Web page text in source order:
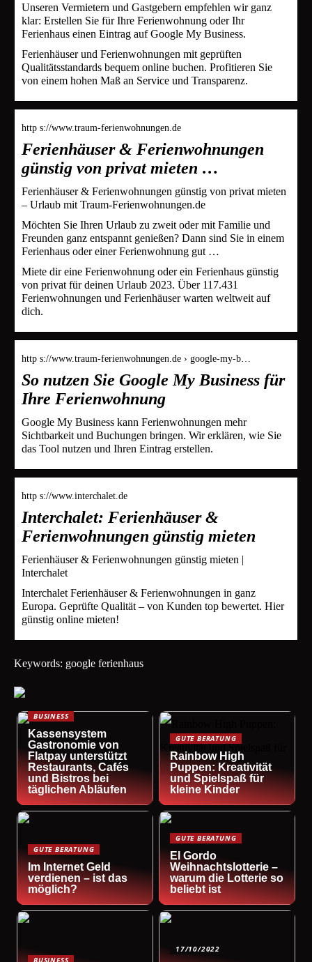
Unseren Vermietern und Gastgebern empfehlen wir ganz
klar: Erstellen Sie für Ihre Ferienwohnung oder Ihr
Ferienhaus einen Eintrag auf Google My Business.
Ferienhäuser und Ferienwohnungen mit geprüften
Qualitätsstandards bequem online buchen. Profitieren Sie
von einem hohen Maß an Service und Transparenz.
http s://www.traum-ferienwohnungen.de
Ferienhäuser & Ferienwohnungen
günstig von privat mieten …
Ferienhäuser & Ferienwohnungen günstig von privat mieten
– Urlaub mit Traum-Ferienwohnungen.de
Möchten Sie Ihren Urlaub zu zweit oder mit Familie und
Freunden ganz entspannt genießen? Dann sind Sie in einem
Ferienhaus oder einer Ferienwohnung gut …
Miete dir eine Ferienwohnung oder ein Ferienhaus günstig
von privat für deinen Urlaub 2023. Über 117.431
Ferienwohnungen und Ferienhäuser warten weltweit auf
dich.
http s://www.traum-ferienwohnungen.de › google-my-b…
So nutzen Sie Google My Business für
Ihre Ferienwohnung
Google My Business kann Ferienwohnungen mehr
Sichtbarkeit und Buchungen bringen. Wir erklären, wie Sie
das Tool nutzen und Ihren Eintrag erstellen.
http s://www.interchalet.de
Interchalet: Ferienhäuser &
Ferienwohnungen günstig mieten
Ferienhäuser & Ferienwohnungen günstig mieten |
Interchalet
Interchalet Ferienhäuser & Ferienwohnungen in ganz
Europa. Geprüfte Qualität – von Kunden top bewertet. Hier
günstig online mieten!
Keywords: google ferienhaus
BUSINESS
Kassensystem
Gastronomie von
Flatpay unterstützt
Restaurants, Cafés
und Bistros bei
täglichen Abläufen
GUTE BERATUNG
Rainbow High
Puppen: Kreativität
und Spielspaß für
kleine Kinder
GUTE BERATUNG
Im Internet Geld
verdienen – ist das
möglich?
GUTE BERATUNG
El Gordo
Weihnachtslotterie –
warum die Lotterie so
beliebt ist
17/10/2022